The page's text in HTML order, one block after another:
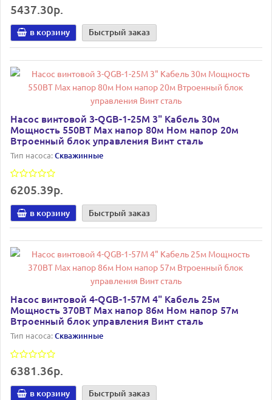
5437.30р.
в корзину Быстрый заказ
Насос винтовой 3-QGB-1-25M 3" Кабель 30м
Мощность 550ВТ Мах напор 80м Ном напор 20м
Втроенный блок управления Винт сталь
Тип насоса:Скважинные
6205.39р.
в корзину Быстрый заказ
Насос винтовой 4-QGB-1-57M 4" Кабель 25м
Мощность 370ВТ Мах напор 86м Ном напор 57м
Втроенный блок управления Винт сталь
Тип насоса:Скважинные
6381.36р.
в корзину Быстрый заказ